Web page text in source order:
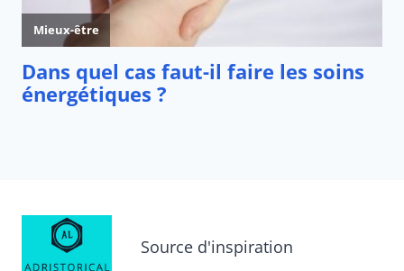
Source d'inspiration